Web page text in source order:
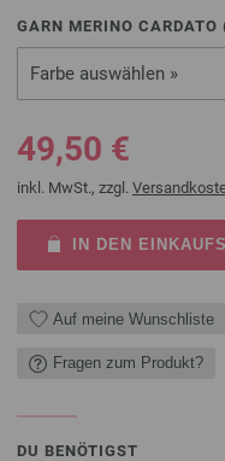
GARN MERINO CARDATO
Farbe auswählen »
49,50 €
inkl. MwSt., zzgl.
IN DEN
Auf meine Wunschliste
Fragen zum Produkt?
DU BENÖTIGST